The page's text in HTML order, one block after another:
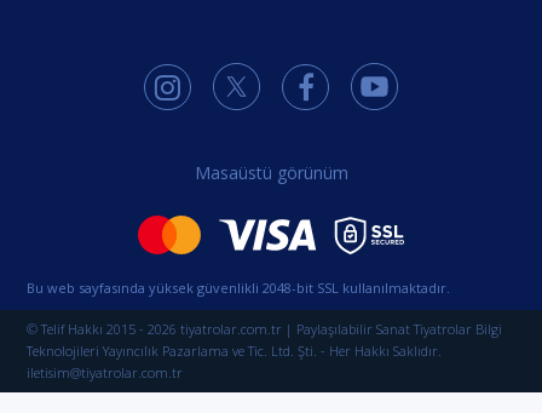
Masaüstü görünüm
Bu web sayfasında yüksek güvenlikli 2048-bit SSL kullanılmaktadır.
© Telif Hakkı 2015 - 2026 tiyatrolar.com.tr | Paylaşılabilir Sanat Tiyatrolar Bilgi
Teknolojileri Yayıncılık Pazarlama ve Tic. Ltd. Şti. - Her Hakkı Saklıdır.
iletisim@tiyatrolar.com.tr